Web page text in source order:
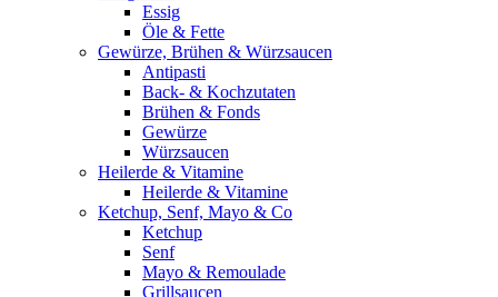
Essig
Öle & Fette
Gewürze, Brühen & Würzsaucen
Antipasti
Back- & Kochzutaten
Brühen & Fonds
Gewürze
Würzsaucen
Heilerde & Vitamine
Heilerde & Vitamine
Ketchup, Senf, Mayo & Co
Ketchup
Senf
Mayo & Remoulade
Grillsaucen